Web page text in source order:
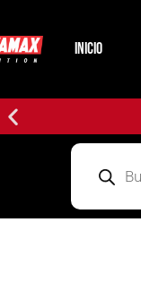
INICIO